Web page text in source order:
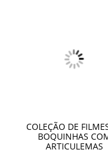
COLEÇÃO DE
BOQUINHAS
ARTICULEMAS